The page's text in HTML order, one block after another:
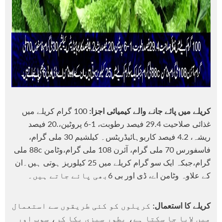
کریلے میں پائے جانے والے کیمیائی اجزا:
100 گرام کریلے میں
غذائی صلاحیت 29.4 فیصد رطوبت، 1-6 پروٹین،.20 فیصد
ریشہ، 4.2 فیصد کاربوہائیڈریٹس۔ کیلشیم 30 ملی گرام،
فاسفورس 70 ملی گرام، آئرن 108 ملی گرام،وٹامن 88c ملی
گرام،جبکہ ایک سو گرام کریلے میں 25 کیلوریز ہوتی ہیں۔ان
کے علاوہ وٹامن اے، ڈی اور بی 6بھی پائے جاتے ہیں۔
کریلے کا استعمال: کریلوں کو کئی طریقوں سے استعمال
میں لایا جا سکتا ہے، بطور سبزی پکا کر، سوپ اور